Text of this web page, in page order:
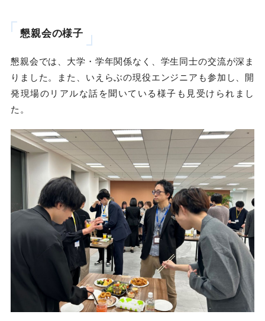
懇親会の様子
懇親会では、大学・学年関係なく、学生同士の交流が深ま
りました。また、いえらぶの現役エンジニアも参加し、開
発現場のリアルな話を聞いている様子も見受けられまし
た。